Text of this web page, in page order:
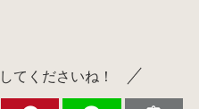
てくださいね！